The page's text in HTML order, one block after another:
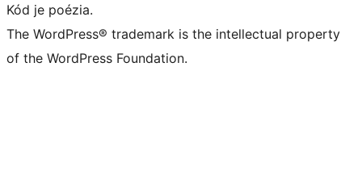
Kód je poézia.
The WordPress® trademark is the intellectual property
of the WordPress Foundation.